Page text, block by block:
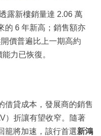
露新樓銷量達 2.06 萬
的 6 年新高；銷售額亦
價普遍比上一期高約
力已恢復。
借貸成本，發展商的銷售
）折讓有望收窄。隨著
籠將加速，該行首選新鴻